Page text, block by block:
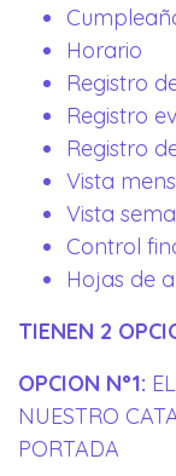
Horario
Registro
Registro
Registro
Vista
Vista
Control
Hojas de
TIENEN 2
OPCION N°1:
NUESTRO
PORTADA